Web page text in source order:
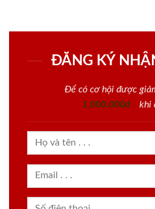
ĐĂNG KÝ
Để có cơ hội được
1.000.000đ
khi